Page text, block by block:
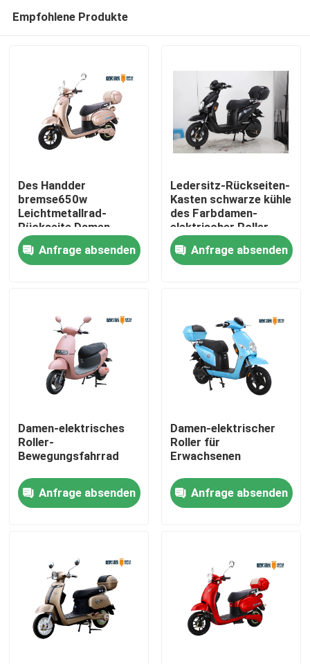
Haus
Über uns
Fabrik-Ausflug
Qualitätskontrolle
Treten Sie mit uns in Verbindung
Elektro-Moped-Roller
Elektro-Motorroller
Empfohlene Produkte
Des Handder
bremse650w
Leichtmetallrad-
Rückseite Damen-
elektrische Roller-60v
20ahAnfrage absenden
Ledersitz-Rückseiten-
Kasten schwarze kühle
des Farbdamen-
elektrischer Roller-
600W 800w weicher
Anfrage absenden
Damen-elektrisches
Roller-
Bewegungsfahrrad
Anfrage absenden
Damen-elektrischer
Roller für
Erwachsenen
Anfrage absenden